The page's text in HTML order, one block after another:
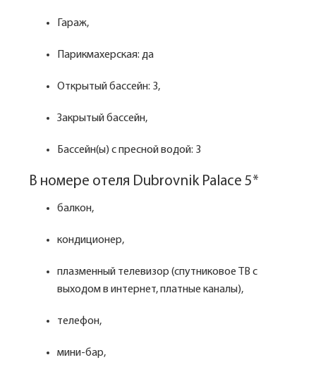
Гараж,
Парикмахерская: да
Открытый бассейн: 3,
Закрытый бассейн,
Бассейн(ы) с пресной водой: 3
В номере отеля Dubrovnik Palace 5*
балкон,
кондиционер,
плазменный телевизор (спутниковое ТВ с
выходом в интернет, платные каналы),
телефон,
мини-бар,